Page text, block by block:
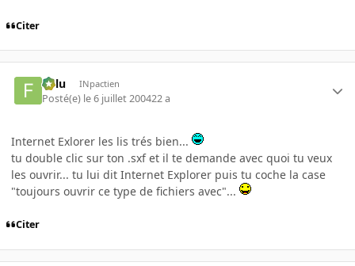
Citer
Fulu INpactien
Posté(e) le 6 juillet 200422 a
Internet Exlorer les lis trés bien...
tu double clic sur ton .sxf et il te demande avec quoi tu veux
les ouvrir... tu lui dit Internet Explorer puis tu coche la case
"toujours ouvrir ce type de fichiers avec"...
Citer